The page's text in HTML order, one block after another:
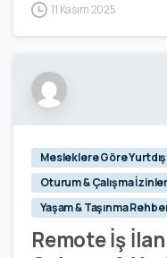
11 Kasım 2025
Mesleklere Göre
Oturum & Çalışma
Yaşam & Taşınma
Remote İş